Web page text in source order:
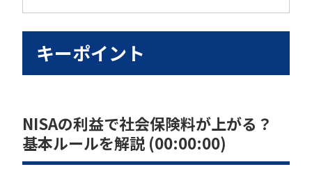
キーポイント
NISAの利益で社会保険料が上がる？
基本ルールを解説 (00:00:00)